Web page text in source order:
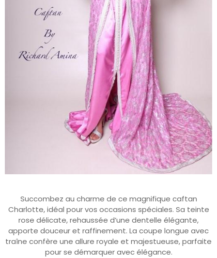
Succombez au charme de ce magnifique caftan
Charlotte, idéal pour vos occasions spéciales. Sa teinte
rose délicate, rehaussée d’une dentelle élégante,
apporte douceur et raffinement. La coupe longue avec
traîne confère une allure royale et majestueuse, parfaite
pour se démarquer avec élégance.